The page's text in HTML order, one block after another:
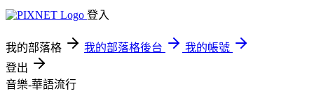
登入
我的部落格 我的部落格後台
我的帳號
登出
音樂-華語流行